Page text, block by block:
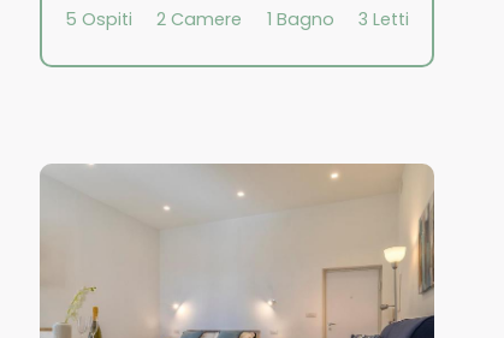
5 Ospiti 2 Camere 1 Bagno 3 Letti